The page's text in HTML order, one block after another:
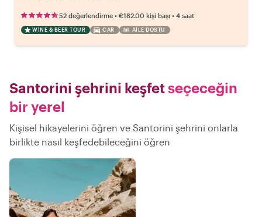
52 değerlendirme • €182.00 kişi başı • 4 saat
WINE & BEER TOUR CAR AILE DOSTU
Santorini şehrini keşfetseçeceğin
bir yerel
Kişisel hikayelerini öğren ve Santorini şehrini onlarla
birlikte nasıl keşfedebileceğini öğren